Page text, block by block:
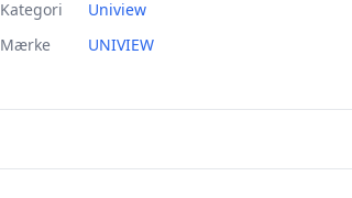
Kategori
Uniview
Mærke
UNIVIEW